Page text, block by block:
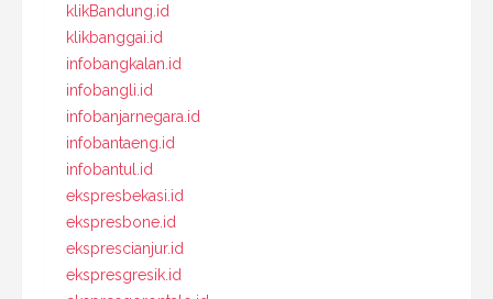
klikBandung.id
klikbanggai.id
infobangkalan.id
infobangli.id
infobanjarnegara.id
infobantaeng.id
infobantul.id
ekspresbekasi.id
ekspresbone.id
eksprescianjur.id
ekspresgresik.id